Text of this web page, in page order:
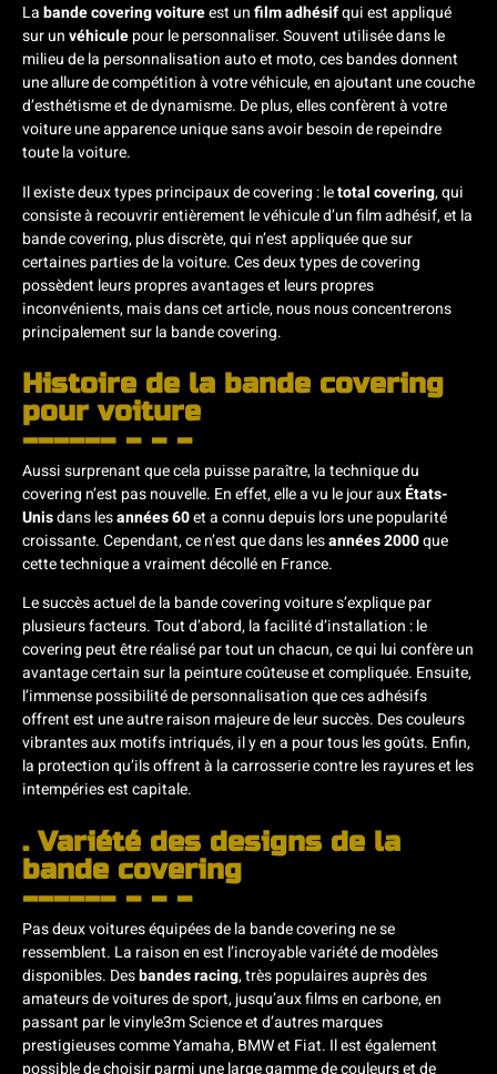
Labande covering voitureest unfilm adhésifqui est appliqué
sur unvéhiculepour le personnaliser. Souvent utilisée dans le
milieu de la personnalisation auto et moto, ces bandes donnent
une allure de compétition à votre véhicule, en ajoutant une couche
d’esthétisme et de dynamisme. De plus, elles confèrent à votre
voiture une apparence unique sans avoir besoin de repeindre
toute la voiture.
Il existe deux types principaux de covering : letotal covering, qui
consiste à recouvrir entièrement le véhicule d’un film adhésif, et la
bande covering, plus discrète, qui n’est appliquée que sur
certaines parties de la voiture. Ces deux types de covering
possèdent leurs propres avantages et leurs propres
inconvénients, mais dans cet article, nous nous concentrerons
principalement sur la bande covering.
Histoire de la bande covering
pour voiture
Aussi surprenant que cela puisse paraître, la technique du
covering n’est pas nouvelle. En effet, elle a vu le jour auxÉtats-
Unisdans lesannées 60et a connu depuis lors une popularité
croissante. Cependant, ce n’est que dans lesannées 2000que
cette technique a vraiment décollé en France.
Le succès actuel de la bande covering voiture s’explique par
plusieurs facteurs. Tout d’abord, la facilité d’installation : le
covering peut être réalisé par tout un chacun, ce qui lui confère un
avantage certain sur la peinture coûteuse et compliquée. Ensuite,
l’immense possibilité de personnalisation que ces adhésifs
offrent est une autre raison majeure de leur succès. Des couleurs
vibrantes aux motifs intriqués, il y en a pour tous les goûts. Enfin,
la protection qu’ils offrent à la carrosserie contre les rayures et les
intempéries est capitale.
. Variété des designs de la
bande covering
Pas deux voitures équipées de la bande covering ne se
ressemblent. La raison en est l’incroyable variété de modèles
disponibles. Desbandes racing, très populaires auprès des
amateurs de voitures de sport, jusqu’aux films en carbone, en
passant par le vinyle3m Science et d’autres marques
prestigieuses comme Yamaha, BMW et Fiat. Il est également
possible de choisir parmi une large gamme de couleurs et de